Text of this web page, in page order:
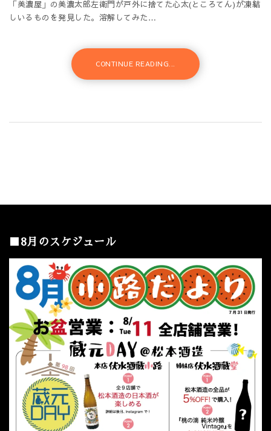
「美濃屋」の美濃太郎左衛門が戸外に捨てた心太(ところてん)が凍結
しいるものを発見した。溶解してみた…
CONTINUE READING...
■8月のスケジュール